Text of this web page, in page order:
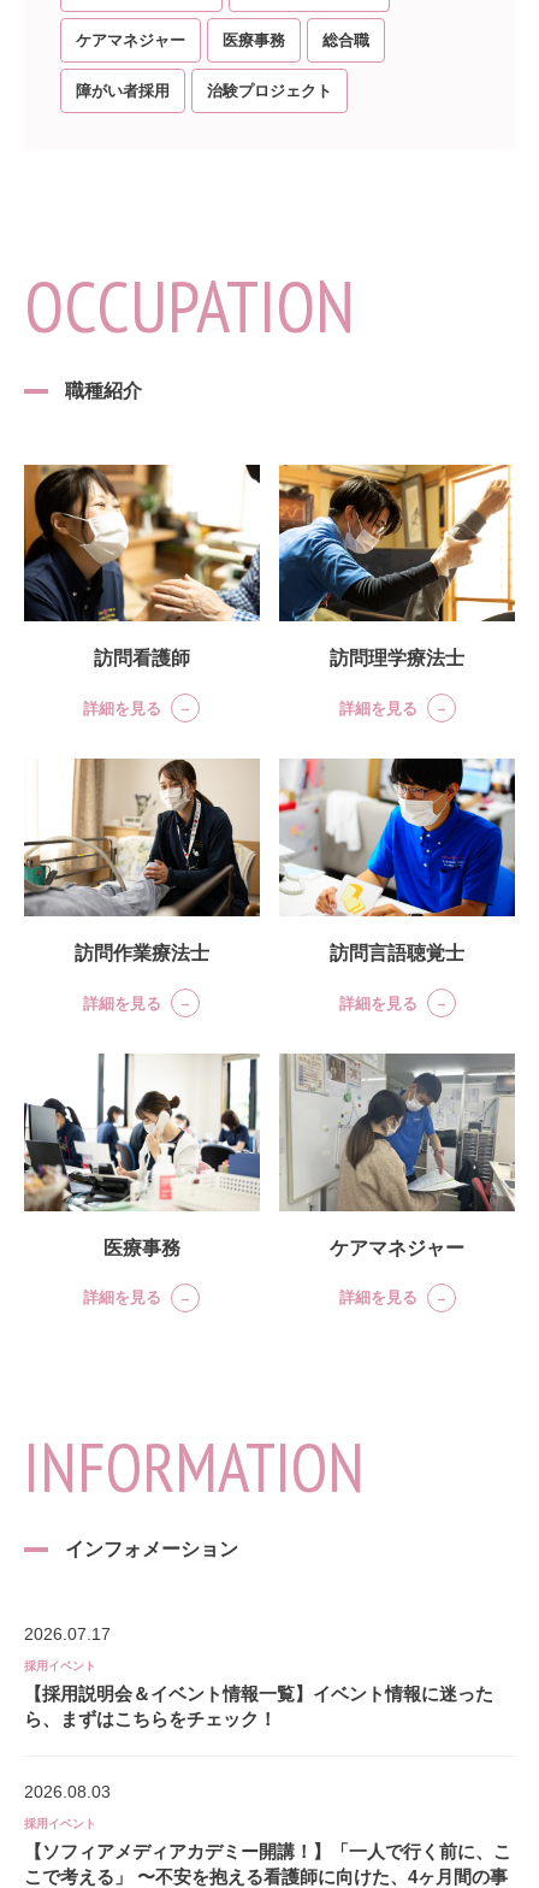
ケアマネジャー 医療事務 総合職
障がい者採用 治験プロジェクト
職種紹介
OCCUPATION
訪問看護師
詳細を見る
訪問理学療法士
詳細を見る
訪問作業療法士
詳細を見る
訪問言語聴覚士
詳細を見る
医療事務
詳細を見る
ケアマネジャー
詳細を見る
INFORMATION
インフォメーション
2026.07.17
採用イベント
【採用説明会＆イベント情報一覧】イベント情報に迷った
ら、まずはこちらをチェック！
2026.08.03
採用イベント
【ソフィアメディアカデミー開講！】「一人で行く前に、こ
こで考える」 〜不安を抱える看護師に向けた、4ヶ月間の事